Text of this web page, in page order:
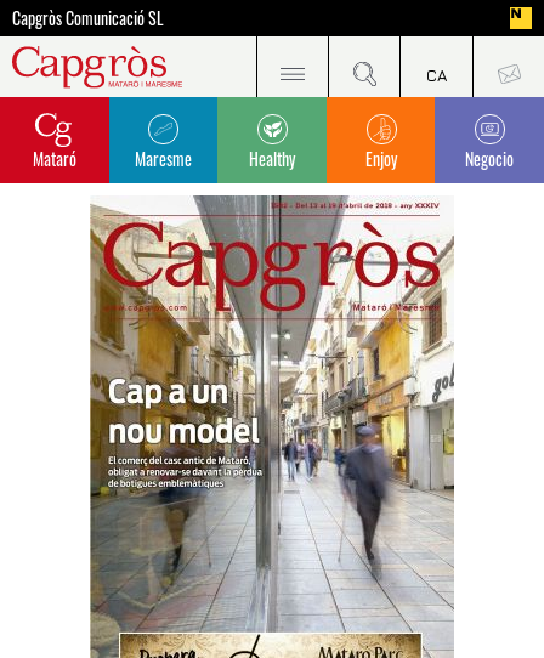
Capgròs Comunicació SL
Mataró Maresme Healthy Enjoy Negocio